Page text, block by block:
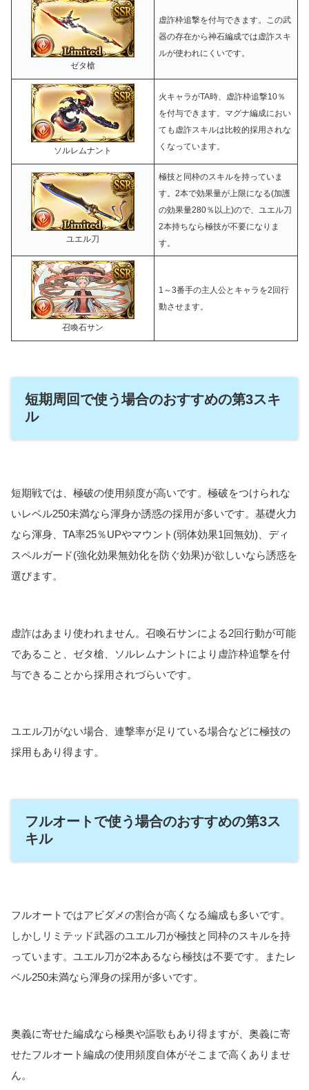
ゼタ槍
虚詐枠追撃を付与できます。この武
器の存在から神石編成では虚詐スキ
ルが使われにくいです。
ソルレムナント
火キャラがTA時、虚詐枠追撃10％
を付与できます。マグナ編成におい
ても虚詐スキルは比較的採用されな
くなっています。
ユエル刀
極技と同枠のスキルを持っていま
す。2本で効果量が上限になる(加護
の効果量280％以上)ので、ユエル刀
2本持ちなら極技が不要になりま
す。
召喚石サン
1～3番手の主人公とキャラを2回行
動させます。
短期周回で使う場合のおすすめの第3スキ
ル
短期戦では、極破の使用頻度が高いです。極破をつけられな
いレベル250未満なら渾身か誘惑の採用が多いです。基礎火力
なら渾身、TA率25％UPやマウント(弱体効果1回無効)、ディ
スペルガード(強化効果無効化を防ぐ効果)が欲しいなら誘惑を
選びます。
虚詐はあまり使われません。召喚石サンによる2回行動が可能
であること、ゼタ槍、ソルレムナントにより虚詐枠追撃を付
与できることから採用されづらいです。
ユエル刀がない場合、連撃率が足りている場合などに極技の
採用もあり得ます。
フルオートで使う場合のおすすめの第3ス
キル
フルオートではアビダメの割合が高くなる編成も多いです。
しかしリミテッド武器のユエル刀が極技と同枠のスキルを持
っています。ユエル刀が2本あるなら極技は不要です。またレ
ベル250未満なら渾身の採用が多いです。
奥義に寄せた編成なら極奥や謳歌もあり得ますが、奥義に寄
せたフルオート編成の使用頻度自体がそこまで高くありませ
ん。